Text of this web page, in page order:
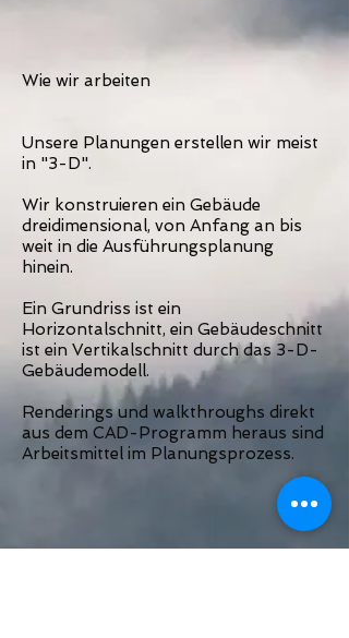
Wie wir arbeiten
Unsere Planungen erstellen wir meist
in "3-D".
Wir konstruieren ein Gebäude
dreidimensional, von Anfang an bis
weit in die Ausführungsplanung
hinein.
Ein Grundriss ist ein
Horizontalschnitt, ein Gebäudeschnitt
ist ein Vertikalschnitt durch das 3-D-
Gebäudemodell.
Renderings und walkthroughs direkt
aus dem CAD-Programm heraus sind
Arbeitsmittel im Planungsprozess.